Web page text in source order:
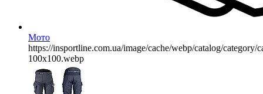
Мото
https://insportline.com.ua/image/cache/webp/catalog/category/
100x100.webp